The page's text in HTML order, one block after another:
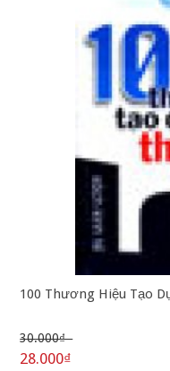
100 Thương Hiệu Tạo
30.000₫
28.000₫